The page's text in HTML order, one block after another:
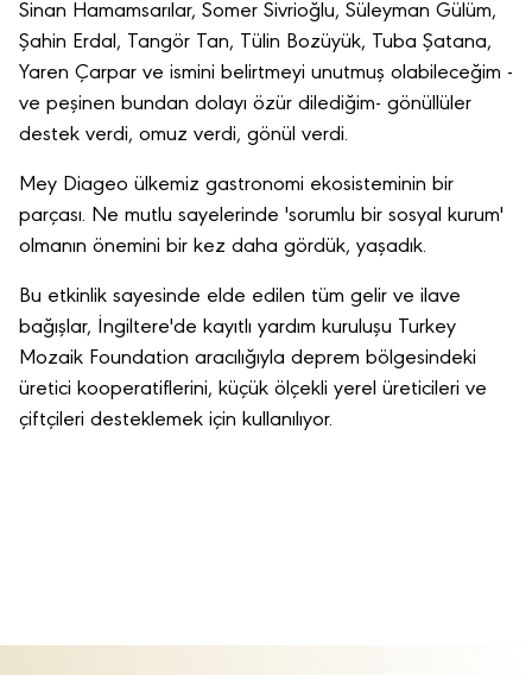
Sinan Hamamsarılar, Somer Sivrioğlu, Süleyman Gülüm,
Şahin Erdal, Tangör Tan, Tülin Bozüyük, Tuba Şatana,
Yaren Çarpar ve ismini belirtmeyi unutmuş olabileceğim -
ve peşinen bundan dolayı özür dilediğim- gönüllüler
destek verdi, omuz verdi, gönül verdi.
Mey Diageo ülkemiz gastronomi ekosisteminin bir
parçası. Ne mutlu sayelerinde 'sorumlu bir sosyal kurum'
olmanın önemini bir kez daha gördük, yaşadık.
Bu etkinlik sayesinde elde edilen tüm gelir ve ilave
bağışlar, İngiltere'de kayıtlı yardım kuruluşu Turkey
Mozaik Foundation aracılığıyla deprem bölgesindeki
üretici kooperatiflerini, küçük ölçekli yerel üreticileri ve
çiftçileri desteklemek için kullanılıyor.